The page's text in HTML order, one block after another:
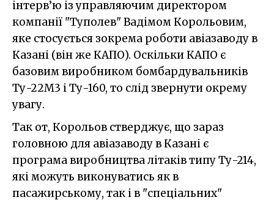
інтерв’ю із управляючим директором
компанії "Туполев" Вадімом Корольовим,
яке стосується зокрема роботи авіазаводу в
Казані (він же КАПО). Оскільки КАПО є
базовим виробником бомбардувальників
Ту-22М3 і Ту-160, то слід звернути окрему
увагу.
Так от, Корольов стверджує, що зараз
головною для авіазаводу в Казані є
програма виробництва літаків типу Ту-214,
які можуть виконуватись як в
пасажирському, так і в "спеціальних"